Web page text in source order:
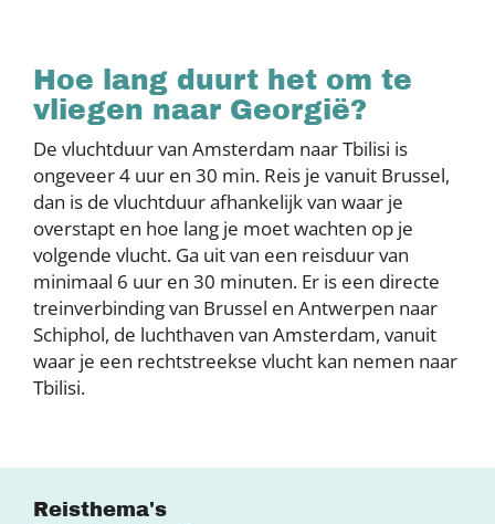
Hoe lang duurt het om te
vliegen naar Georgië?
De vluchtduur van Amsterdam naar Tbilisi is
ongeveer 4 uur en 30 min. Reis je vanuit Brussel,
dan is de vluchtduur afhankelijk van waar je
overstapt en hoe lang je moet wachten op je
volgende vlucht. Ga uit van een reisduur van
minimaal 6 uur en 30 minuten. Er is een directe
treinverbinding van Brussel en Antwerpen naar
Schiphol, de luchthaven van Amsterdam, vanuit
waar je een rechtstreekse vlucht kan nemen naar
Tbilisi.
Reisthema's